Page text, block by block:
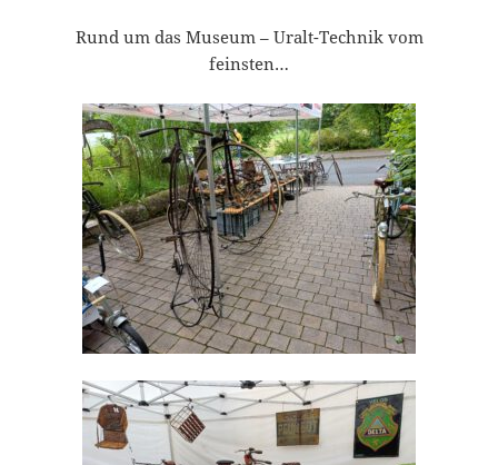
Rund um das Museum – Uralt-Technik vom
feinsten…